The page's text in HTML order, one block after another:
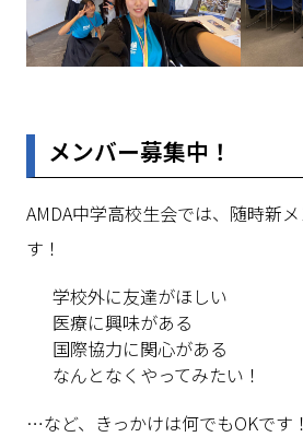
メンバー募集中！
AMDA中学高校生会では、随時新
す！
学校外に友達がほしい
医療に興味がある
国際協力に関心がある
なんとなくやってみたい！
…など、きっかけは何でもOKです！